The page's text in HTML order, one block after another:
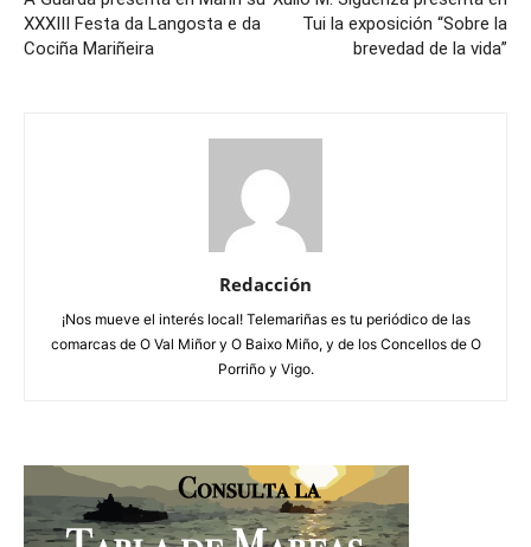
XXXIII Festa da Langosta e da
Cociña Mariñeira
Tui la exposición “Sobre la
brevedad de la vida”
Redacción
¡Nos mueve el interés local! Telemariñas es tu periódico de las
comarcas de O Val Miñor y O Baixo Miño, y de los Concellos de O
Porriño y Vigo.